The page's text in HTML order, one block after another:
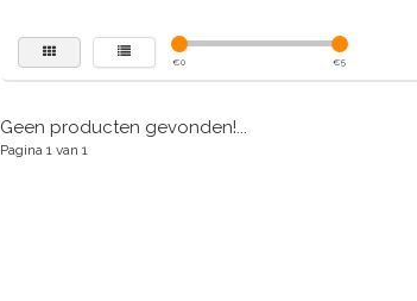
€0 €5
Geen producten gevonden!...
Pagina 1 van 1